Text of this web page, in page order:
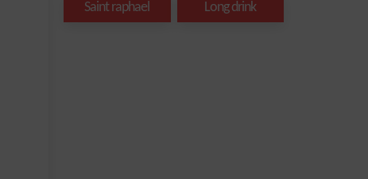
Saint raphael Long drink